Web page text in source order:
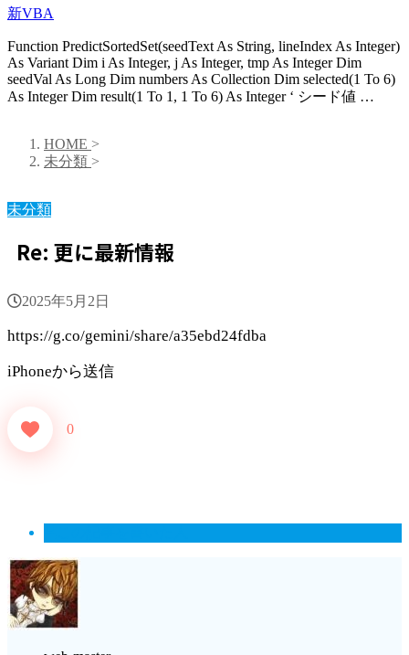
新VBA
Function PredictSortedSet(seedText As String, lineIndex As Integer)
As Variant Dim i As Integer, j As Integer, tmp As Integer Dim
seedVal As Long Dim numbers As Collection Dim selected(1 To 6)
As Integer Dim result(1 To 1, 1 To 6) As Integer ‘ シード値 …
HOME >
未分類 >
未分類
Re: 更に最新情報
2025年5月2日
https://g.co/gemini/share/a35ebd24fdba
iPhoneから送信
0